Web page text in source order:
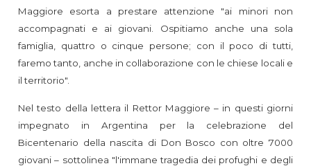
Maggiore esorta a prestare attenzione "ai minori non
accompagnati e ai giovani. Ospitiamo anche una sola
famiglia, quattro o cinque persone; con il poco di tutti,
faremo tanto, anche in collaborazione con le chiese locali e
il territorio".
Nel testo della lettera il Rettor Maggiore – in questi giorni
impegnato in Argentina per la celebrazione del
Bicentenario della nascita di Don Bosco con oltre 7000
giovani – sottolinea "l'immane tragedia dei profughi e degli